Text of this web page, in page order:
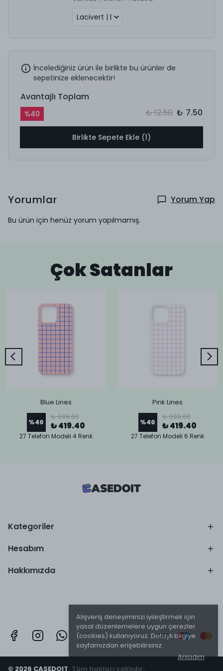
Alışveriş deneyiminizi iyileştirmek için
yasal düzenlemelere uygun çerezler
(cookies) kullanıyoruz. Detaylı bilgiye
sayfamızdan erişebilirsiniz.
Anladım
İncelediğiniz ürün ile birlikte bu ürünler de
sepetinize eklenecektir!
Avantajlı Toplam
%40 ₺ 12.50 ₺ 7.50
Birlikte Sepete Ekle (1)
Yorumlar Yorum Yap
Bu ürün için henüz yorum yapılmamış.
Çok Satanlar
Blue Lines
%40
₺ 699.00
₺ 419.40
27 Telefon Modeli 4 Renk
Pink Lines
%40
₺ 699.00
₺ 419.40
27 Telefon Modeli 6 Renk
Kategoriler
Hesabım
Hakkımızda
© 2026 CASEDOIT. Tüm hakları saklıdır.